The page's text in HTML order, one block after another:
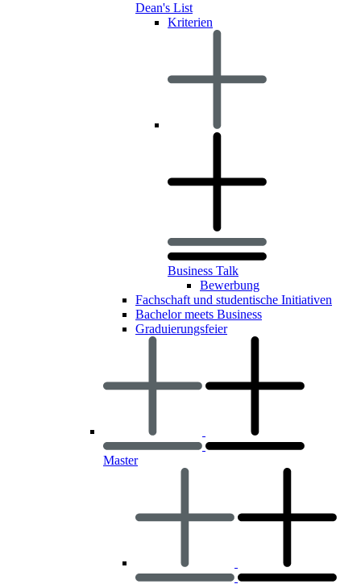
Dean's List
Kriterien
Business Talk
Bewerbung
Fachschaft und studentische Initiativen
Bachelor meets Business
Graduierungsfeier
Master